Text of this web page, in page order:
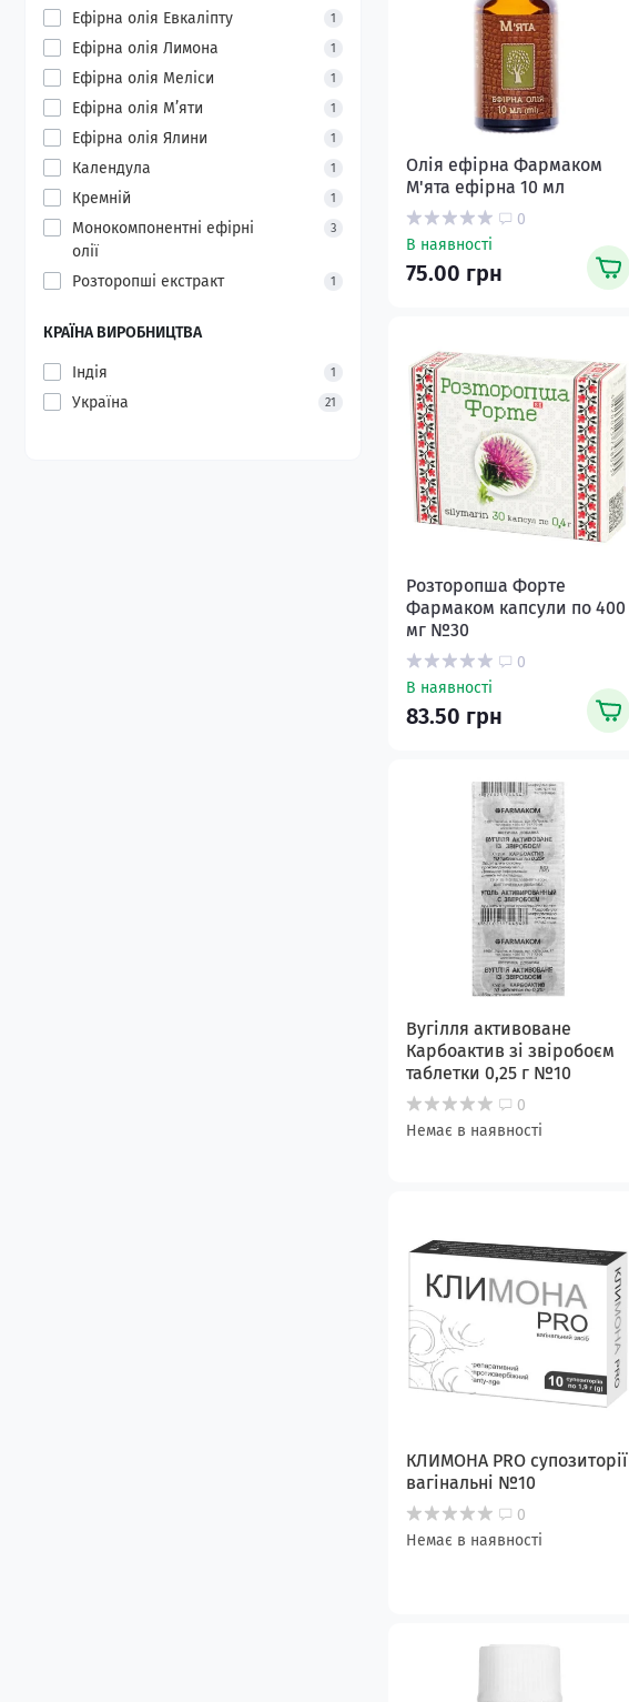
Ефірна олія Евкаліпту 1
Ефірна олія Лимона 1
Ефірна олія Меліси 1
Ефірна олія М’яти 1
Ефірна олія Ялини 1
Календула 1
Кремній 1
Монокомпонентні ефірні
олії
3
Розторопші екстракт 1
КРАЇНА ВИРОБНИЦТВА
Індія 1
Україна 21
Олія ефірна Фармаком
М'ята ефірна 10 мл
0
В наявності
75.00 грн
Розторопша Форте
Фармаком капсули по 400
мг №30
0
В наявності
83.50 грн
Вугілля активоване
Карбоактив зі звіробоєм
таблетки 0,25 г №10
0
Немає в наявності
КЛИМОНА PRO супозиторії
вагінальні №10
0
Немає в наявності